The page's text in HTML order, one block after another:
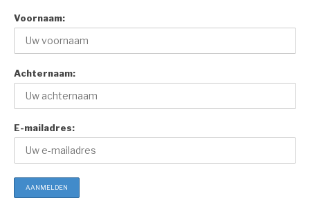
Voornaam:
Achternaam:
E-mailadres: